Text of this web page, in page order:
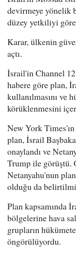
devirmeye yönelik
düzey yetkiliyi
Karar, ülkenin
açtı.
İsrail'in Channel 12
habere göre plan,
kullanılmasını ve
körüklenmesini
New York Times'ın
plan, İsrail
onaylandı ve
Trump ile görüştü.
Netanyahu'nun
olduğu da
Plan kapsamında
bölgelerine hava
grupların
öngörülüyordu.